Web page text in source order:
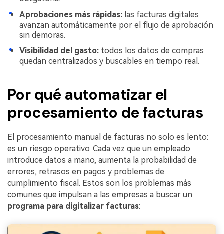
Aprobaciones más rápidas: las facturas digitales
avanzan automáticamente por el flujo de aprobación
sin demoras.
Visibilidad del gasto: todos los datos de compras
quedan centralizados y buscables en tiempo real.
Por qué automatizar el
procesamiento de facturas
El procesamiento manual de facturas no solo es lento:
es un riesgo operativo. Cada vez que un empleado
introduce datos a mano, aumenta la probabilidad de
errores, retrasos en pagos y problemas de
cumplimiento fiscal. Estos son los problemas más
comunes que impulsan a las empresas a buscar un
programa para digitalizar facturas: